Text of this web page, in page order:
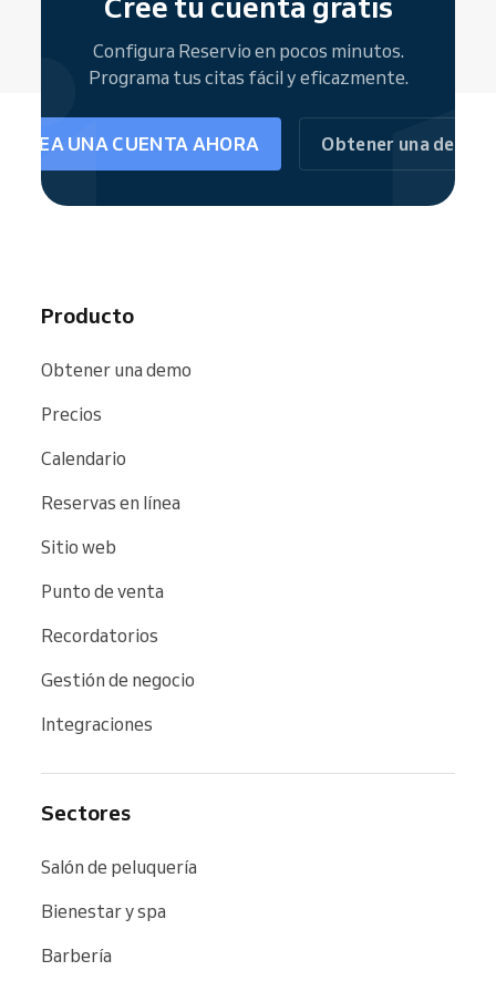
Configura Reservio en pocos minutos.
Programa tus citas fácil y eficazmente.
CREA UNA CUENTA AHORA Obtener una demo
Producto
Obtener una demo
Precios
Calendario
Reservas en línea
Sitio web
Punto de venta
Recordatorios
Gestión de negocio
Integraciones
Sectores
Salón de peluquería
Bienestar y spa
Barbería